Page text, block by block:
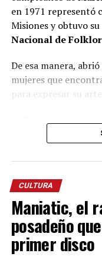
en 1971 representó
Misiones y obtuvo
Nacional de
De esa manera,
mujeres que
para expresar su
instituyó por ley
música, su danza,
enseñanza,
vivo el chamamé.
“No me siento una
dicen. Sí, reconozco
caminado y he
CULTURA
Maniatic, el
posadeño
primer disco